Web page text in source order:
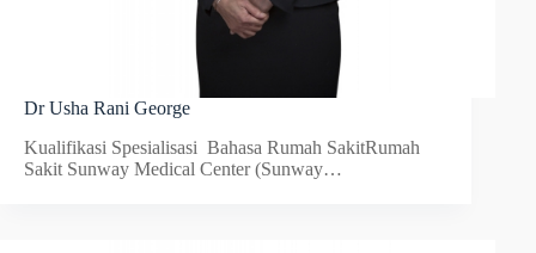
Dr Usha Rani George
Kualifikasi Spesialisasi Bahasa Rumah SakitRumah
Sakit Sunway Medical Center (Sunway…